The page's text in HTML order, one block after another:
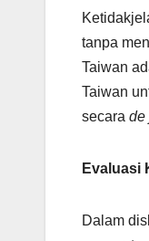
tanpa
Taiwan
Taiwan
secara de
Evaluasi
Dalam